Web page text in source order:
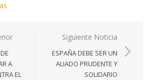
A
EL
Siguiente Noticia
ESPAÑA DEBE SER UN
ALIADO PRUDENTE Y
SOLIDARIO